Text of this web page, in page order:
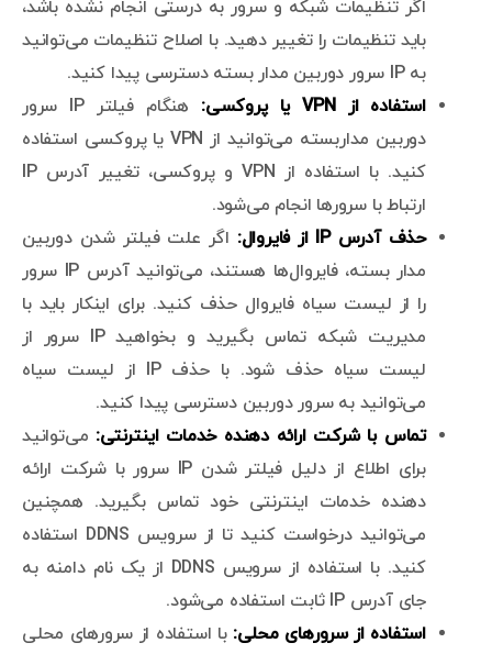
اگر تنظیمات شبکه و سرور به درستی انجام نشده باشد،
باید تنظیمات را تغییر دهید. با اصلاح تنظیمات می‌توانید
به IP سرور دوربین مدار بسته دسترسی پیدا کنید.
استفاده از VPN یا پروکسی:
هنگام فیلتر IP سرور
دوربین مداربسته می‌توانید از VPN یا پروکسی استفاده
کنید. با استفاده از VPN و پروکسی، تغییر آدرس IP
ارتباط با سرورها انجام می‌شود.
حذف آدرس IP از فایروال:
اگر علت فیلتر شدن دوربین
مدار بسته، فایروال‌ها هستند، می‌توانید آدرس IP سرور
را از لیست سیاه فایروال حذف کنید. برای اینکار باید با
مدیریت شبکه تماس بگیرید و بخواهید IP سرور از
لیست سیاه حذف شود. با حذف IP از لیست سیاه
می‌توانید به سرور دوربین دسترسی پیدا کنید.
تماس با شرکت ارائه دهنده خدمات اینترنتی: می‌توانید
برای اطلاع از دلیل فیلتر شدن IP سرور با شرکت ارائه
دهنده خدمات اینترنتی خود تماس بگیرید. همچنین
می‌توانید درخواست کنید تا از سرویس DDNS استفاده
کنید. با استفاده از سرویس DDNS از یک نام دامنه به
جای آدرس IP ثابت استفاده می‌شود.
استفاده از سرورهای محلی: با استفاده از سرورهای محلی